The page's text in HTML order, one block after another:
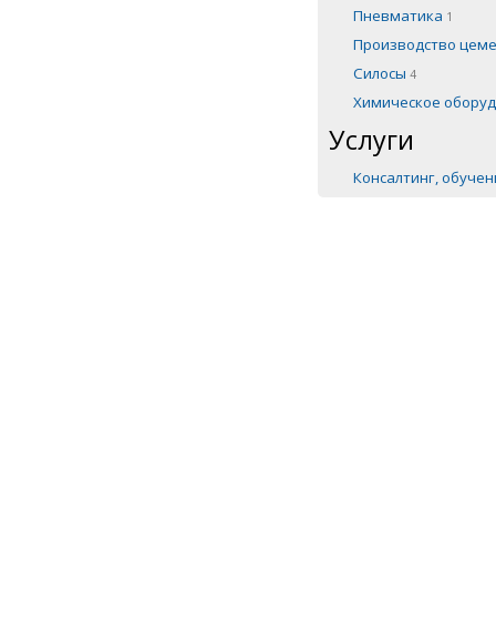
Пневматика 1
Производство
Силосы 4
Химическое
Услуги
Консалтинг,